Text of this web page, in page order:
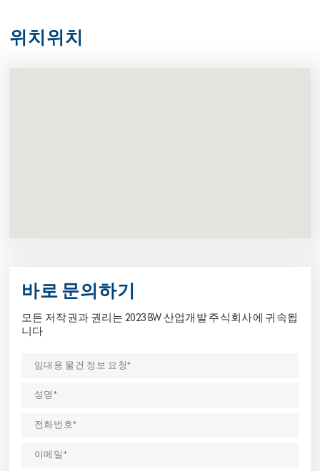
위치위치
바로 문의하기
모든 저작권과 권리는 2023 BW 산업개발 주식회사에 귀속됩
니다